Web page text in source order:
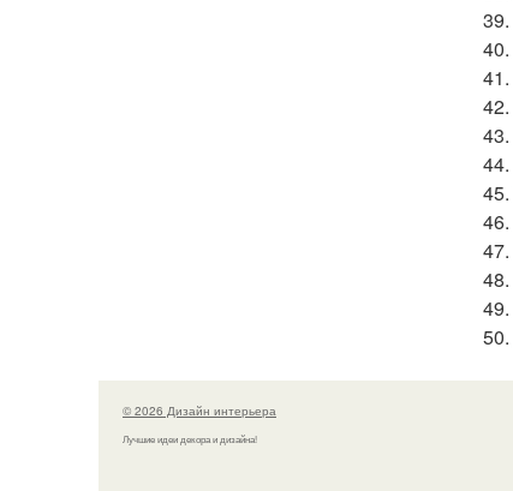
39.
40.
41.
42.
43.
44.
45.
46.
47.
48.
49.
50.
© 2026 Дизайн интерьера
Лучшие идеи декора и дизайна!